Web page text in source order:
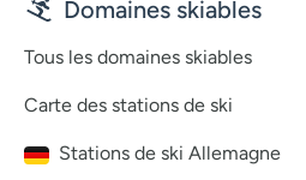
Domaines skiables
Tous les domaines skiables
Carte des stations de ski
Stations de ski Allemagne